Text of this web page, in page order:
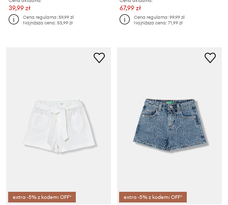
39,99 zł
Cena regularna:59,99 zł
Najniższa cena:53,99 zł
67,99 zł
Cena regularna:99,99 zł
Najniższa cena:71,99 zł
extra -5% z kodem: OFF* extra -5% z kodem: OFF*